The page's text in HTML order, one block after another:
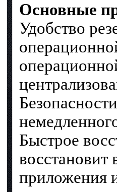
Основные
Удобство
Быстрое
приложения